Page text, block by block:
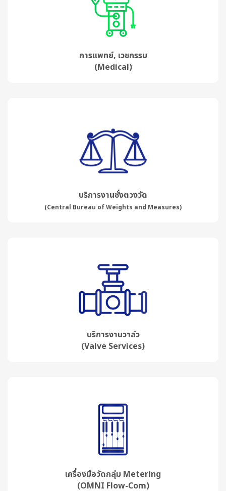
การแพทย์, เวชกรรม
(Medical)
บริการงานชั่งตวงวัด
(Central Bureau of Weights and Measures)
บริการงานวาล์ว
(Valve Services)
เครื่องมือวัดกลุ่ม Metering
(OMNI Flow-Com)